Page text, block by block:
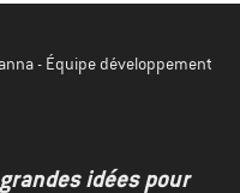
- Équipe développement
idées pour